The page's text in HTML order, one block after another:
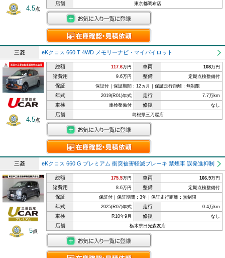
4.5点
店舗 東京都調布店
三菱 eKクロス 660 T 4WD メモリーナビ・マイパイロット
4.5点
総額 117.6万円 車両 108万円
諸費用 9.6万円 整備 定期点検整備付
保証 保証付｜保証期間：12ヵ月｜保証走行距離：無制限
年式 2019(R01)年式 走行 7.7万km
車検 車検整備付 修復 なし
店舗 島根県三刀屋店
三菱 eKクロス 660 G プレミアム 衝突被害軽減ブレーキ 禁煙車 誤発進抑制
5点
総額 175.5万円 車両 166.9万円
諸費用 8.6万円 整備 定期点検整備付
保証 保証付｜保証期間：3年｜保証走行距離：無制限
年式 2025(R07)年式 走行 0.4万km
車検 R10年9月 修復 なし
店舗 栃木県日光森友店